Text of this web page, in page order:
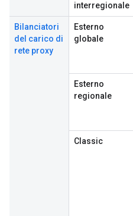
interregionale
Bilanciatori
del carico di
rete proxy
Esterno
globale
Esterno
regionale
Classic